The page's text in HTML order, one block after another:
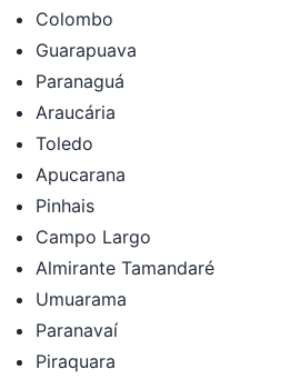
Colombo
Guarapuava
Paranaguá
Araucária
Toledo
Apucarana
Pinhais
Campo Largo
Almirante Tamandaré
Umuarama
Paranavaí
Piraquara